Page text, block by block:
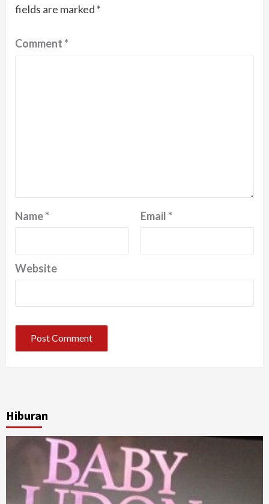
fields are marked *
Comment*
Name* Email*
Website
Hiburan